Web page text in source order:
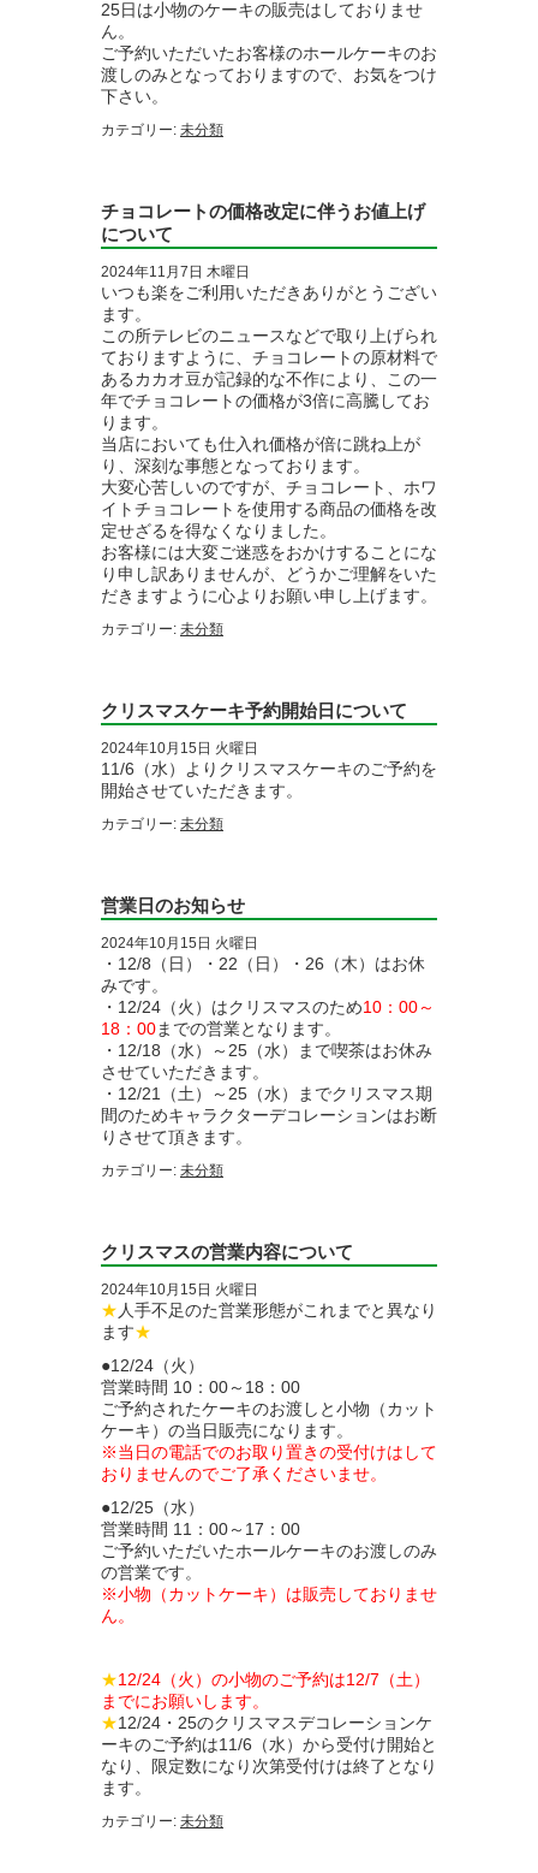
25日は小物のケーキの販売はしておりませ
ん。
ご予約いただいたお客様のホールケーキのお
渡しのみとなっておりますので、お気をつけ
下さい。
カテゴリー: 未分類
チョコレートの価格改定に伴うお値上げ
について
2024年11月7日 木曜日
いつも楽をご利用いただきありがとうござい
ます。
この所テレビのニュースなどで取り上げられ
ておりますように、チョコレートの原材料で
あるカカオ豆が記録的な不作により、この一
年でチョコレートの価格が3倍に高騰してお
ります。
当店においても仕入れ価格が倍に跳ね上が
り、深刻な事態となっております。
大変心苦しいのですが、チョコレート、ホワ
イトチョコレートを使用する商品の価格を改
定せざるを得なくなりました。
お客様には大変ご迷惑をおかけすることにな
り申し訳ありませんが、どうかご理解をいた
だきますように心よりお願い申し上げます。
カテゴリー: 未分類
クリスマスケーキ予約開始日について
2024年10月15日 火曜日
11/6（水）よりクリスマスケーキのご予約を
開始させていただきます。
カテゴリー: 未分類
営業日のお知らせ
2024年10月15日 火曜日
・12/8（日）・22（日）・26（木）はお休
みです。
・12/24（火）はクリスマスのため10：00～
18：00までの営業となります。
・12/18（水）～25（水）まで喫茶はお休み
させていただきます。
・12/21（土）～25（水）までクリスマス期
間のためキャラクターデコレーションはお断
りさせて頂きます。
カテゴリー: 未分類
クリスマスの営業内容について
2024年10月15日 火曜日
★ 人手不足のた営業形態がこれまでと異なり
ます★
●12/24（火）
営業時間 10：00～18：00
ご予約されたケーキのお渡しと小物（カット
ケーキ）の当日販売になります。
※当日の電話でのお取り置きの受付けはして
おりませんのでご了承くださいませ。
●12/25（水）
営業時間 11：00～17：00
ご予約いただいたホールケーキのお渡しのみ
の営業です。
※小物（カットケーキ）は販売しておりませ
ん。
★12/24（火）の小物のご予約は12/7（土）
までにお願いします。
★12/24・25のクリスマスデコレーションケ
ーキのご予約は11/6（水）から受付け開始と
なり、限定数になり次第受付けは終了となり
ます。
カテゴリー: 未分類